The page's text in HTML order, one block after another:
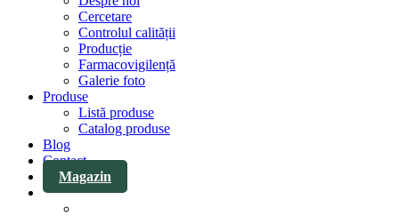
Cercetare
Controlul calității
Producție
Farmacovigilență
Galerie foto
Produse
Listă produse
Catalog produse
Blog
Contact
Magazin